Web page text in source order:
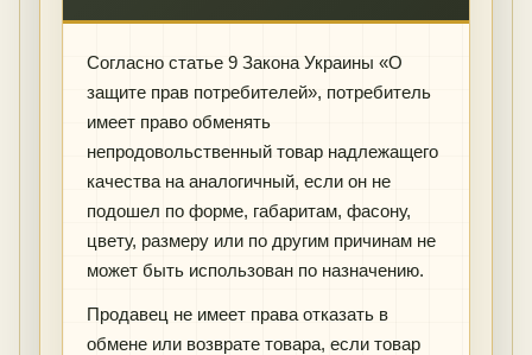
Согласно статье 9 Закона Украины «О
защите прав потребителей», потребитель
имеет право обменять
непродовольственный товар надлежащего
качества на аналогичный, если он не
подошел по форме, габаритам, фасону,
цвету, размеру или по другим причинам не
может быть использован по назначению.
Продавец не имеет права отказать в
обмене или возврате товара, если товар